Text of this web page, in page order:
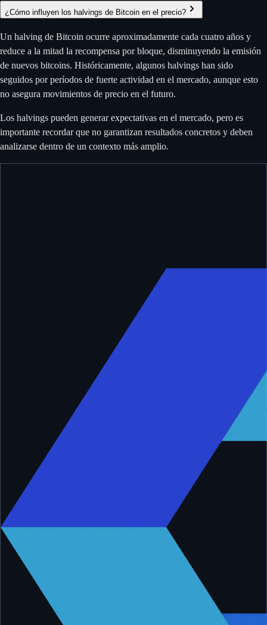
¿Cómo influyen los halvings de Bitcoin en el precio?
Un halving de Bitcoin ocurre aproximadamente cada cuatro años y
reduce a la mitad la recompensa por bloque, disminuyendo la emisión
de nuevos bitcoins. Históricamente, algunos halvings han sido
seguidos por períodos de fuerte actividad en el mercado, aunque esto
no asegura movimientos de precio en el futuro.
Los halvings pueden generar expectativas en el mercado, pero es
importante recordar que no garantizan resultados concretos y deben
analizarse dentro de un contexto más amplio.